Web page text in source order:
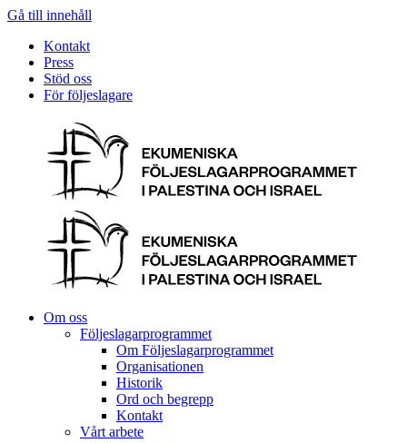
Gå till innehåll
Kontakt
Press
Stöd oss
För följeslagare
Om oss
Följeslagarprogrammet
Om Följeslagarprogrammet
Organisationen
Historik
Ord och begrepp
Kontakt
Vårt arbete